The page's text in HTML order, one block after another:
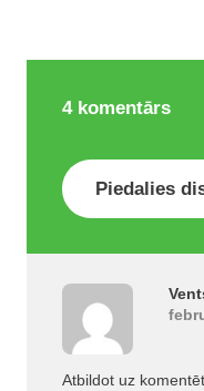
4komentārs
Piedalies
Atbildot uz